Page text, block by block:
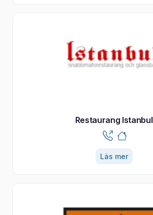
Restaurang Istanbul
Läs mer